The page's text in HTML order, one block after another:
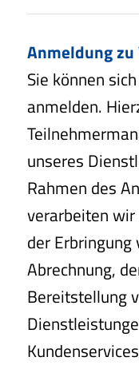
Anmeldung
Sie können
anmelden.
unseres
Rahmen des
verarbeiten wir
der
Abrechnung,
Bereitstellung